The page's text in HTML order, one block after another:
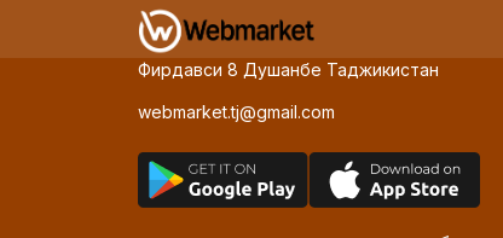
Фирдавси 8 Душанбе Таджикистан
webmarket.tj@gmail.com